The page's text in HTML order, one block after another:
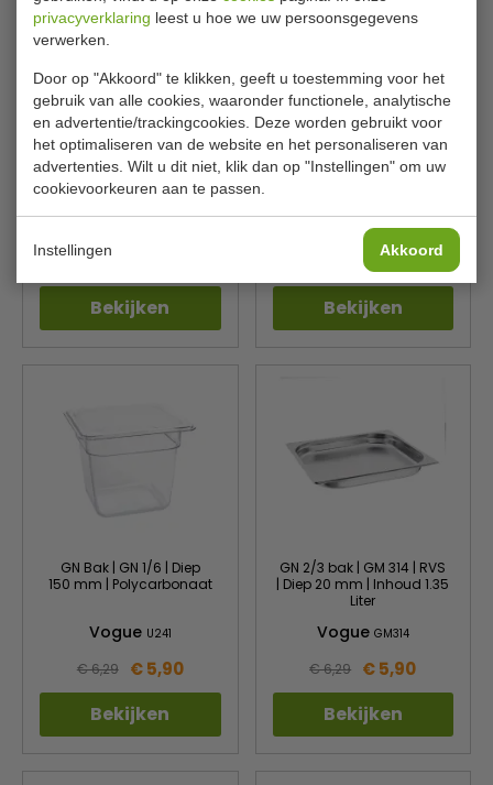
privacyverklaring leest u hoe we uw persoonsgegevens
verwerken.
Door op "Akkoord" te klikken, geeft u toestemming voor het
gebruik van alle cookies, waaronder functionele, analytische
en advertentie/trackingcookies. Deze worden gebruikt voor
het optimaliseren van de website en het personaliseren van
advertenties. Wilt u dit niet, klik dan op "Instellingen" om uw
cookievoorkeuren aan te passen.
Instellingen Akkoord
GN Bak | GN 1/4 | Diep
100 mm | Inhoud 2.4 Liter
€ 6,09
Bekijken
GN 1/9 Bak | K824 | RVS |
Diep 65 mm | Inhoud 600
VogueK824
€ 5,80
Bekijken
GN Bak | GN 1/6 | Diep
150 mm | Polycarbonaat
Vogue U241
€ 6,29 € 5,90
Bekijken
GN 2/3 bak | GM 314 | RVS
| Diep 20 mm | Inhoud 1.35
Liter
Vogue GM314
€ 6,29 € 5,90
Bekijken